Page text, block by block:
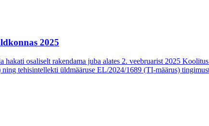
2025
osaliselt rakendama juba alates 2. veebruarist 2025
tehisintellekti üldmääruse EL/2024/1689 (TI-määrus)